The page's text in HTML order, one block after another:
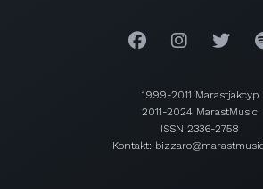
1999-2011 Marastjakcyp
2011-2024 MarastMusic
ISSN 2336-2758
Kontakt: